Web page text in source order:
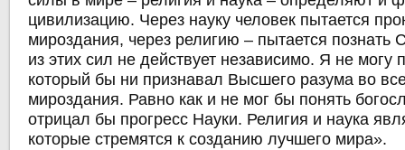
цивилизацию. Через науку человек пытается
мироздания, через религию – пытается познать
из этих сил не действует независимо. Я не могу
который бы ни признавал Высшего разума во
мироздания. Равно как и не мог бы понять
отрицал бы прогресс Науки. Религия и наука
которые стремятся к созданию лучшего мира».